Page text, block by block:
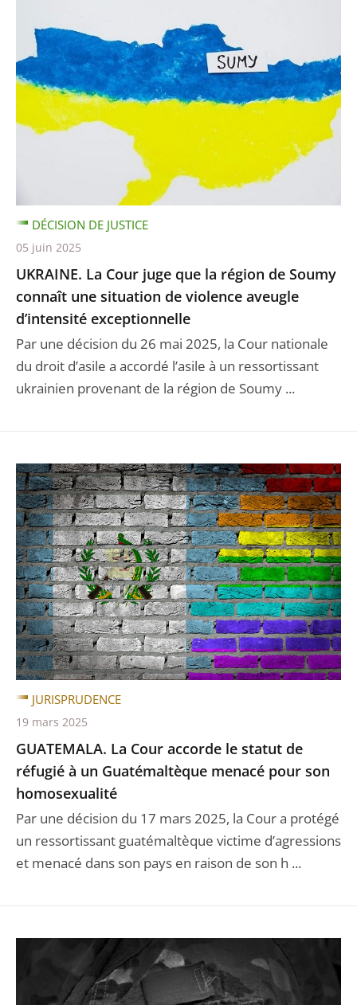
UKRAINE. La Cour juge que la région de Soumy
connaît une situation de violence aveugle
d’intensité exceptionnelle
Par une décision du 26 mai 2025, la Cour nationale
du droit d’asile a accordé l’asile à un ressortissant
ukrainien provenant de la région de Soumy ...
DÉCISION DE JUSTICE
05 juin 2025
GUATEMALA. La Cour accorde le statut de
réfugié à un Guatémaltèque menacé pour son
homosexualité
Par une décision du 17 mars 2025, la Cour a protégé
un ressortissant guatémaltèque victime d’agressions
et menacé dans son pays en raison de son h ...
JURISPRUDENCE
19 mars 2025